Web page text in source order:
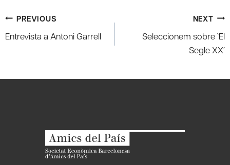
Post
navigation
PREVIOUS
Entrevista a Antoni Garrell
NEXT
Seleccionem sobre `El
Segle XX´